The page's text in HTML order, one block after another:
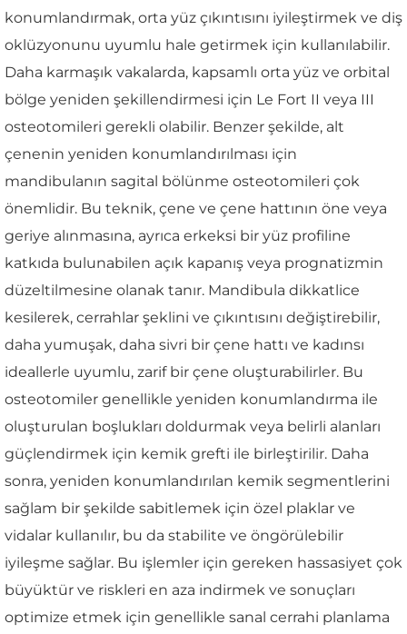
konumlandırmak, orta yüz çıkıntısını iyileştirmek ve diş
oklüzyonunu uyumlu hale getirmek için kullanılabilir.
Daha karmaşık vakalarda, kapsamlı orta yüz ve orbital
bölge yeniden şekillendirmesi için Le Fort II veya III
osteotomileri gerekli olabilir. Benzer şekilde, alt
çenenin yeniden konumlandırılması için
mandibulanın sagital bölünme osteotomileri çok
önemlidir. Bu teknik, çene ve çene hattının öne veya
geriye alınmasına, ayrıca erkeksi bir yüz profiline
katkıda bulunabilen açık kapanış veya prognatizmin
düzeltilmesine olanak tanır. Mandibula dikkatlice
kesilerek, cerrahlar şeklini ve çıkıntısını değiştirebilir,
daha yumuşak, daha sivri bir çene hattı ve kadınsı
ideallerle uyumlu, zarif bir çene oluşturabilirler. Bu
osteotomiler genellikle yeniden konumlandırma ile
oluşturulan boşlukları doldurmak veya belirli alanları
güçlendirmek için kemik grefti ile birleştirilir. Daha
sonra, yeniden konumlandırılan kemik segmentlerini
sağlam bir şekilde sabitlemek için özel plaklar ve
vidalar kullanılır, bu da stabilite ve öngörülebilir
iyileşme sağlar. Bu işlemler için gereken hassasiyet çok
büyüktür ve riskleri en aza indirmek ve sonuçları
optimize etmek için genellikle sanal cerrahi planlama